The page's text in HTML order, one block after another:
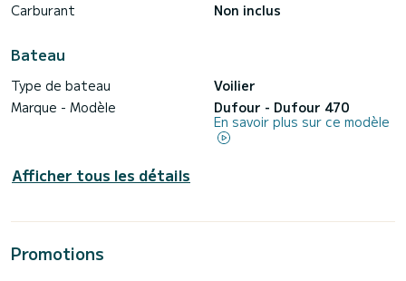
Carburant
Non inclus
Bateau
Type de bateau
Voilier
Marque - Modèle
Dufour - Dufour 470
En savoir plus sur ce modèle
Afficher tous les détails
Promotions